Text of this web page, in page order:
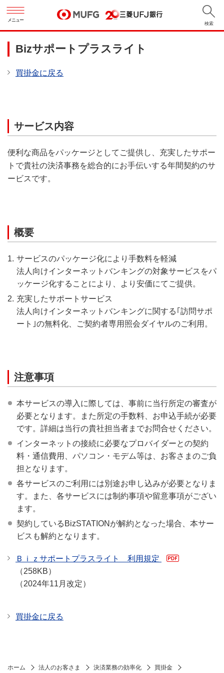
メニュー
検索
Bizサポートプラスライト
買掛金に戻る
サービス内容
便利な商品をパッケージとしてご提供し、充実したサポー
トで貴社の決済事務を総合的にお手伝いする年間契約のサ
ービスです。
概要
サービスのパッケージ化により手数料を軽減
法人向けインターネットバンキングの対象サービスをパ
ッケージ化することにより、より安価にてご提供。
充実したサポートサービス
法人向けインターネットバンキングに関する｢訪問サポ
ート｣の無料化、ご契約者専用照会ダイヤルのご利用。
注意事項
本サービスの導入に際しては、事前に当行所定の審査が
必要となります。また所定の手数料、お申込手続が必要
です。詳細は当行の貴社担当者までお問合せください。
インターネットの接続に必要なプロバイダーとの契約
料・通信費用、パソコン・モデム等は、お客さまのご負
担となります。
各サービスのご利用には別途お申し込みが必要となりま
す。また、各サービスには制約事項や留意事項がござい
ます。
契約しているBizSTATIONが解約となった場合、本サー
ビスも解約となります。
Ｂｉｚサポートプラスライト 利用規定
（258KB）
（2024年11月改定）
買掛金に戻る
ホーム 法人のお客さま 決済業務の効率化 買掛金